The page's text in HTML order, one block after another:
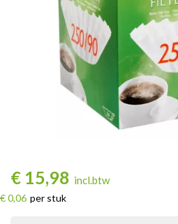
€ 15,98 incl.btw
€ 0,06 per stuk